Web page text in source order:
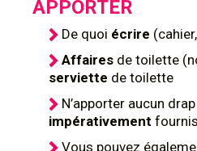
APPORTER
De quoi écrire
Affaires de toilette
serviette de toilette
N’apporter aucun
impérativement
Vous pouvez